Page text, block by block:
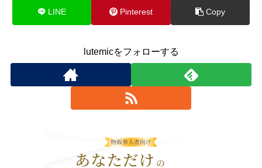
LINE Pinterest Copy
lutemicをフォローする